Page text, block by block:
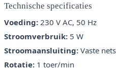
Technische specificaties
Voeding: 230 V AC, 50 Hz
Stroomverbruik: 5 W
Stroomaansluiting: Vaste
Rotatie: 1 toer/min